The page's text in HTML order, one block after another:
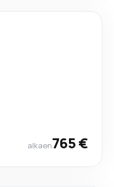
alkaen765 €